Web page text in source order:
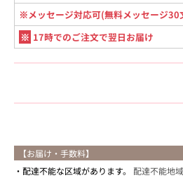
※メッセージ対応可(無料メッセージ30
※ 17時でのご注文で翌日お届け
【お届け・手数料】
配達不能な区域があります。 配達不能地